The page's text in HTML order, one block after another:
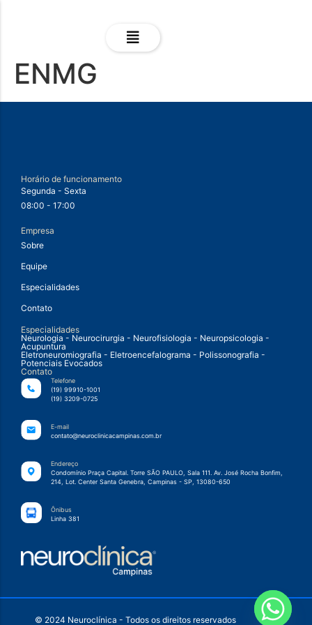
ENMG
Horário de funcionamento
Segunda - Sexta
08:00 - 17:00
Empresa
Sobre
Equipe
Especialidades
Contato
Especialidades
Neurologia - Neurocirurgia - Neurofisiologia - Neuropsicologia -
Acupuntura
Eletroneuromiografia - Eletroencefalograma - Polissonografia -
Potenciais Evocados
Contato
Telefone
(19) 99910-1001
(19) 3209-0725
E-mail
contato@neuroclinicacampinas.com.br
Endereço
Condomínio Praça Capital. Torre SÃO PAULO, Sala 111. Av. José Rocha Bonfim,
214, Lot. Center Santa Genebra, Campinas - SP, 13080-650
Ônibus
Linha 381
© 2024 Neuroclínica - Todos os direitos reservados